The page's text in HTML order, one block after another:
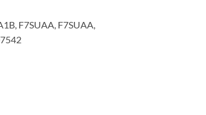
F7SUAA, F7SUAA,